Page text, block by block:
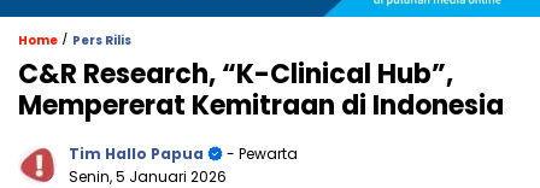
Home / Pers Rilis
C&R Research, “K-Clinical Hub”,
Mempererat Kemitraan di Indonesia
Tim Hallo Papua
- Pewarta
Senin, 5 Januari 2026